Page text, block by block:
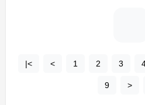
|< < 1 2 3
9 >